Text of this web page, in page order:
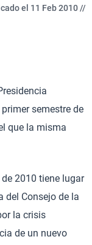
el 11 Feb 2010 //
semestre de
que la misma
2010 tiene lugar
del Consejo de la
la crisis
de un nuevo